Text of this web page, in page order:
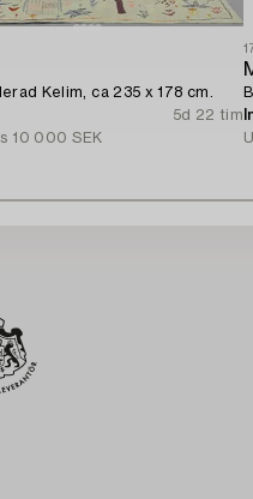
Kelim, ca 235 x 178 cm.
5d 22 tim
10 000 SEK